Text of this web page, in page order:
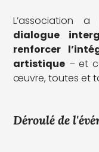
L’association
dialogue
renforcer
artistique – et
œuvre, toutes et
Déroulé de